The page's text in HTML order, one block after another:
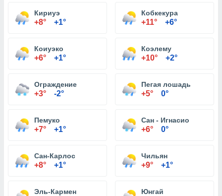
Кириуэ
+8° +1°
Кобкекура
+11° +6°
Коиуэко
+6° +1°
Коэлему
+10° +2°
Ограждение
+3° -2°
Пегая лошадь
+5° 0°
Пемуко
+7° +1°
Сан - Игнасио
+6° 0°
Сан-Карлос
+8° +1°
Чильян
+9° +1°
Эль-Кармен Юнгай